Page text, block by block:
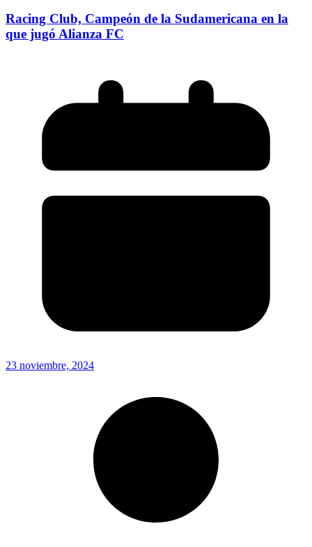
Racing Club, Campeón de la Sudamericana en la
que jugó Alianza FC
23 noviembre, 2024